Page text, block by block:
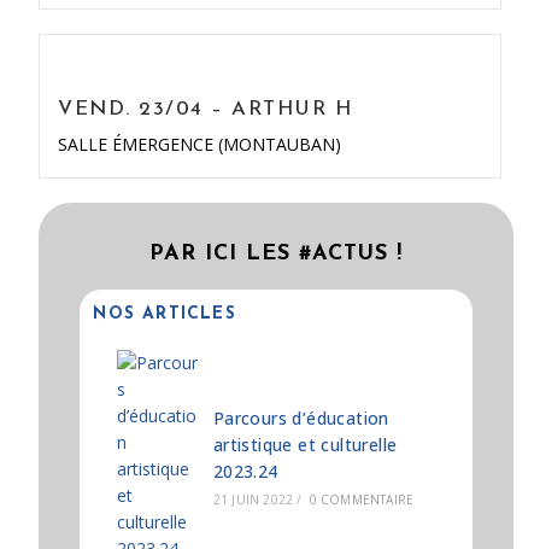
VEND. 23/04 – ARTHUR H
SALLE ÉMERGENCE (MONTAUBAN)
PAR ICI LES #ACTUS !
NOS ARTICLES
Parcours d’éducation
artistique et culturelle
2023.24
21 JUIN 2022 / 0 COMMENTAIRE